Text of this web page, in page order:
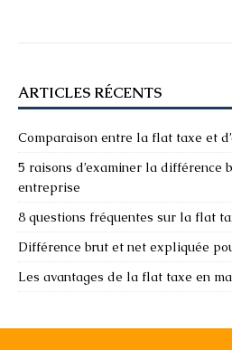
ARTICLES RÉCENTS
Comparaison entre la flat taxe et
5 raisons d’examiner la différence
entreprise
8 questions fréquentes sur la flat
Différence brut et net expliquée
Les avantages de la flat taxe en